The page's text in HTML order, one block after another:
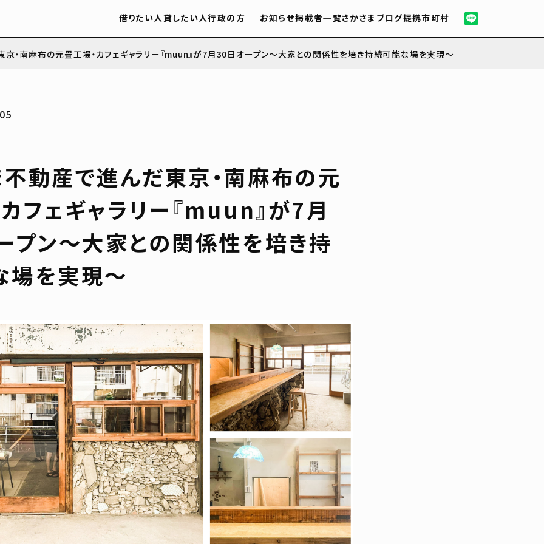
借りたい人貸したい人行政の方 お知らせ掲載者一覧さかさまブログ提携市町村
・南麻布の元畳工場・カフェギャラリー『muun』が7月30日オープン～大家との関係性を培き持続可能な場を実現～
動産で進んだ東京・南麻布の元
フェギャラリー『muun』が7月
プン～大家との関係性を培き持
場を実現～